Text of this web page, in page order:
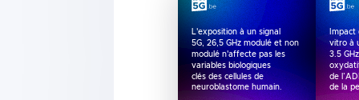
L'exposition à un signal
5G, 26,5 GHz modulé et non
modulé n'affecte pas les
variables biologiques
clés des cellules de
neuroblastome humain.
Impact
vitro à
3.5
de
de la